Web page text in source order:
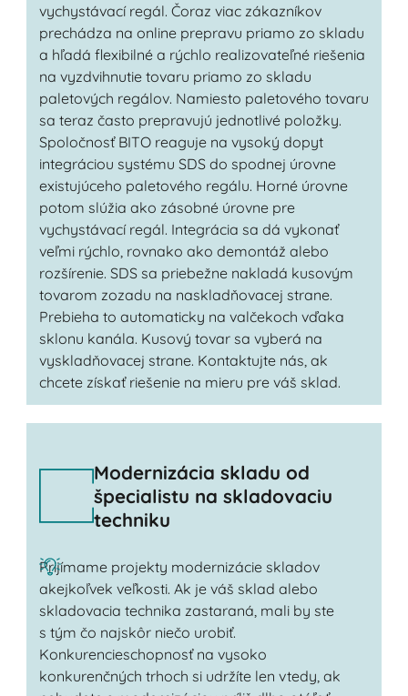
vychystávací regál. Čoraz viac zákazníkov
prechádza na online prepravu priamo zo skladu
a hľadá flexibilné a rýchlo realizovateľné riešenia
na vyzdvihnutie tovaru priamo zo skladu
paletových regálov. Namiesto paletového tovaru
sa teraz často prepravujú jednotlivé položky.
Spoločnosť BITO reaguje na vysoký dopyt
integráciou systému SDS do spodnej úrovne
existujúceho paletového regálu. Horné úrovne
potom slúžia ako zásobné úrovne pre
vychystávací regál. Integrácia sa dá vykonať
veľmi rýchlo, rovnako ako demontáž alebo
rozšírenie. SDS sa priebežne nakladá kusovým
tovarom zozadu na naskladňovacej strane.
Prebieha to automaticky na valčekoch vďaka
sklonu kanála. Kusový tovar sa vyberá na
vyskladňovacej strane. Kontaktujte nás, ak
chcete získať riešenie na mieru pre váš sklad.
Modernizácia skladu od
špecialistu na skladovaciu
techniku
Prijímame projekty modernizácie skladov
akejkoľvek veľkosti. Ak je váš sklad alebo
skladovacia technika zastaraná, mali by ste
s tým čo najskôr niečo urobiť.
Konkurencieschopnosť na vysoko
konkurenčných trhoch si udržíte len vtedy, ak